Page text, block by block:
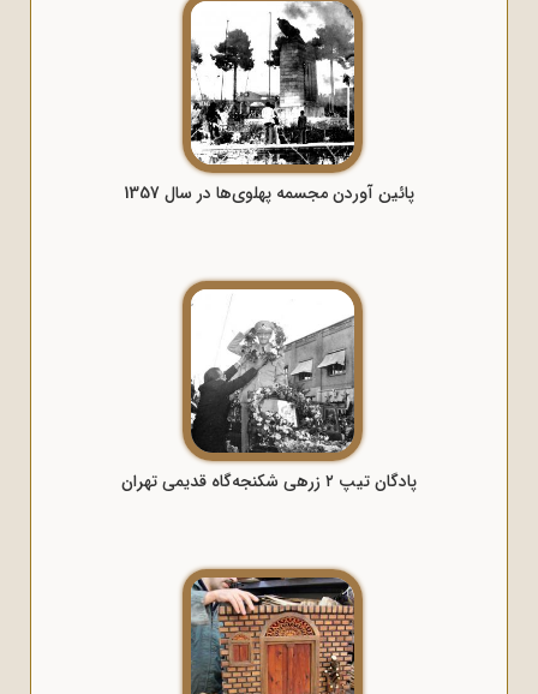
پائین آوردن مجسمه پهلوی‌ها در سال 1357
پادگان تیپ ۲ زرهی شکنجه‌گاه قدیمی تهران